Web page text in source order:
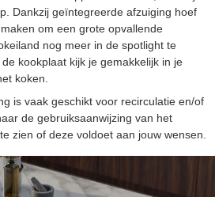
Dankzij geïntegreerde afzuiging hoef
om een grote opvallende
nog meer in de spotlight te
kookplaat kijk je gemakkelijk in je
koken.
is vaak geschikt voor recirculatie en/of
de gebruiksaanwijzing van het
zien of deze voldoet aan jouw wensen.